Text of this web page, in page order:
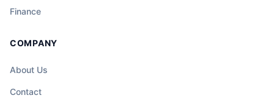
Finance
COMPANY
About Us
Contact